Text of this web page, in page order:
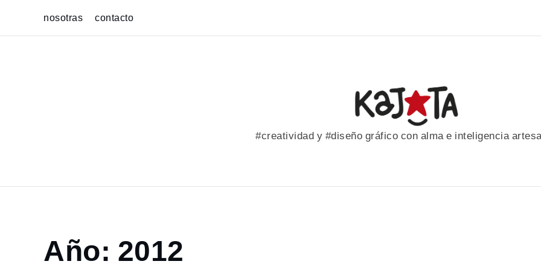
content
nosotras contacto
#creatividad y #diseño gráfico con alma e inteligencia
Home
2012
Año: 2012